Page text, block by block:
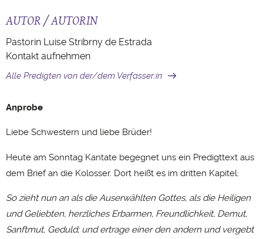
AUTOR / AUTORIN
Pastorin Luise Stribrny de Estrada
Kontakt aufnehmen
Alle Predigten von der/dem Verfasser:in
Anprobe
Liebe Schwestern und liebe Brüder!
Heute am Sonntag Kantate begegnet uns ein Predigttext aus
dem Brief an die Kolosser. Dort heißt es im dritten Kapitel:
So zieht nun an als die Auserwählten Gottes, als die Heiligen
und Geliebten, herzliches Erbarmen, Freundlichkeit, Demut,
Sanftmut, Geduld; und ertrage einer den andern und vergebt